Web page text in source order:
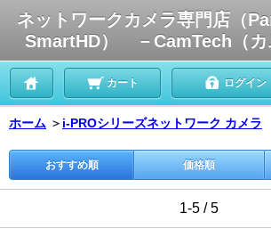
ネットワークカメラ専門店（
SmartHD） －CamTech（カ
カート ログイン
ホーム ＞ i-PROシリーズネットワーク カメラ
おすすめ順 価格順
1-5 / 5